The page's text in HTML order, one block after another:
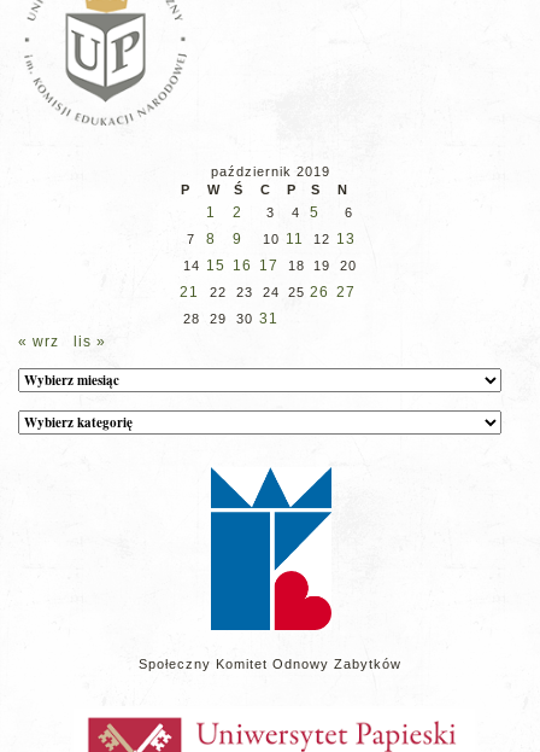
październik 2019
P
W Ś C P S N
1 2 3 4 5
6
7
8 9 10 11 12 13
14 15 16 17 18 19 20
21 22 23 24 25 26 27
28 29 30 31
« wrz
lis »
Archiwum
Kategorie
wpisów
Społeczny Komitet Odnowy Zabytków